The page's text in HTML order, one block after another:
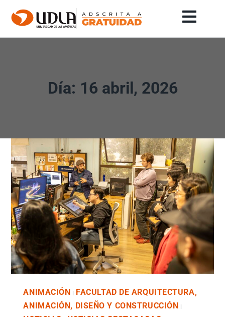
Día: 16 abril, 2026
ANIMACIÓN
FACULTAD DE ARQUITECTURA,
ANIMACIÓN, DISEÑO Y CONSTRUCCIÓN